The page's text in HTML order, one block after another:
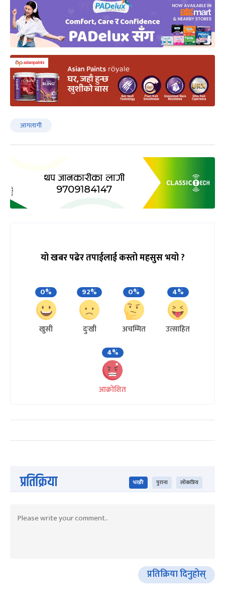
आगलागी
यो खबर पढेर तपाईलाई कस्तो महसुस भयो ?
0%
खुसी
92%
दुःखी
0%
अचम्मित
4%
उत्साहित
4%
आक्रोशित
प्रतिक्रिया भर्खरै पुराना लोकप्रिय
प्रतिक्रिया दिनुहोस्